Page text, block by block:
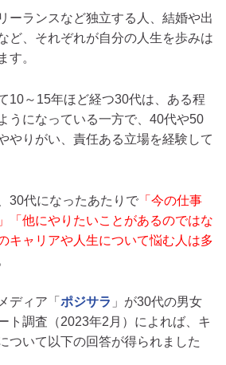
ーランスなど独立する人、結婚や出
ど、それぞれが自分の人生を歩みは
す。
10～15年ほど経つ30代は、ある程
うになっている一方で、40代や50
やりがい、責任ある立場を経験して
30代になったあたりで 「今の仕事
「他にやりたいことがあるのではな
キャリアや人生について悩む人は多
ディア「 ポジサラ 」が30代の男女
ト調査（2023年2月）によれば、キ
ついて以下の回答が得られました